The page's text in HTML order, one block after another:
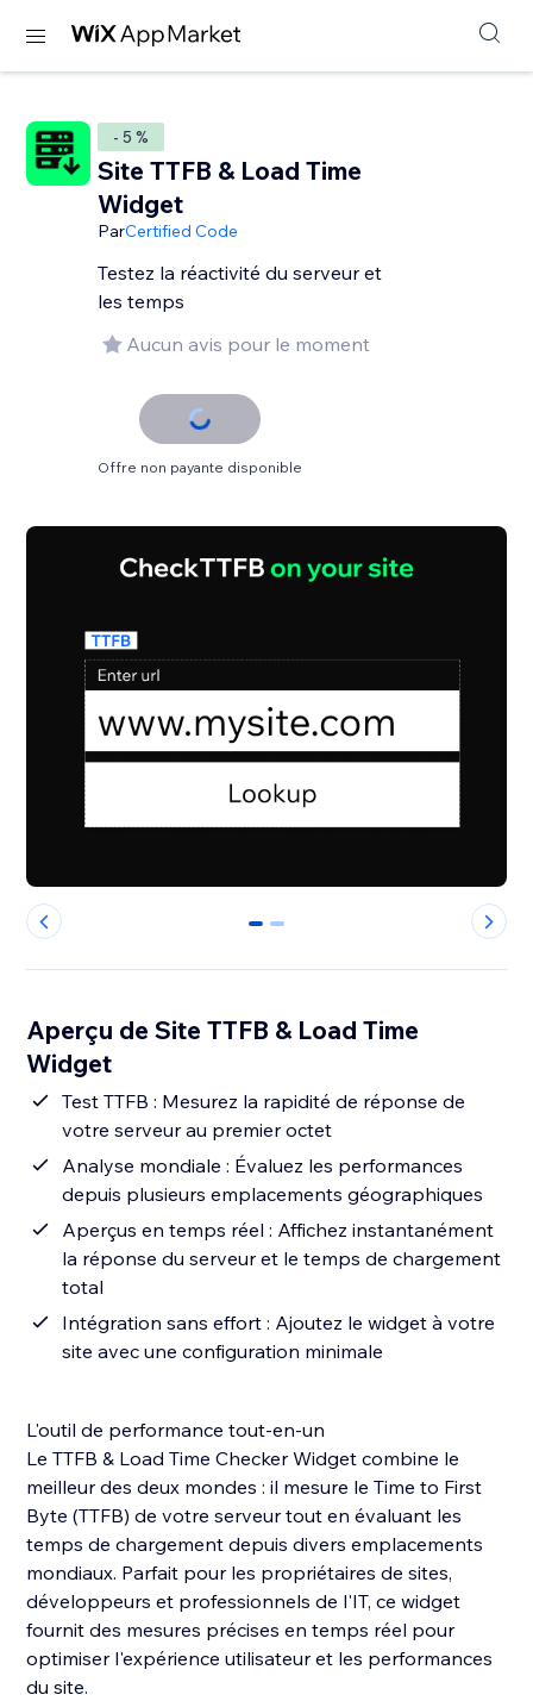
- 5 %
Site TTFB & Load Time
Widget
ParCertified Code
Testez la réactivité du serveur et
les temps
Aucun avis pour le moment
Offre non payante disponible
0 1
Aperçu de Site TTFB & Load Time
Widget
Test TTFB : Mesurez la rapidité de réponse de
votre serveur au premier octet
Analyse mondiale : Évaluez les performances
depuis plusieurs emplacements géographiques
Aperçus en temps réel : Affichez instantanément
la réponse du serveur et le temps de chargement
total
Intégration sans effort : Ajoutez le widget à votre
site avec une configuration minimale
L'outil de performance tout-en-un
Le TTFB & Load Time Checker Widget combine le
meilleur des deux mondes : il mesure le Time to First
Byte (TTFB) de votre serveur tout en évaluant les
temps de chargement depuis divers emplacements
mondiaux. Parfait pour les propriétaires de sites,
développeurs et professionnels de l'IT, ce widget
fournit des mesures précises en temps réel pour
optimiser l'expérience utilisateur et les performances
du site.